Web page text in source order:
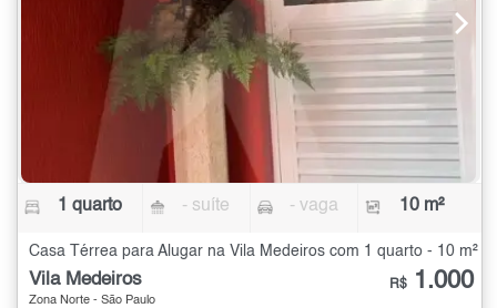
1 quarto - suíte - vaga 10 m²
Casa Térrea para Alugar na Vila Medeiros com 1 quarto - 10 m²
Vila Medeiros
Zona Norte - São Paulo
R$ 1.000